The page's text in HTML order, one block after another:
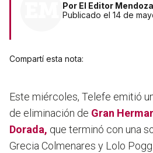
Por El Editor Mendoza
Publicado el 14 de
Compartí esta nota:
Este miércoles, Telefe emitió
de eliminación de Gran
Dorada, que terminó con una
Grecia Colmenares y Lolo